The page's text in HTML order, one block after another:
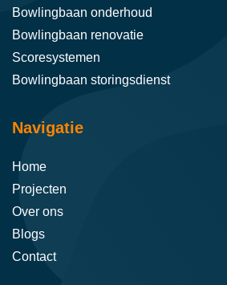
Bowlingbaan onderhoud
Bowlingbaan renovatie
Scoresystemen
Bowlingbaan storingsdienst
Navigatie
Home
Projecten
Over ons
Blogs
Contact